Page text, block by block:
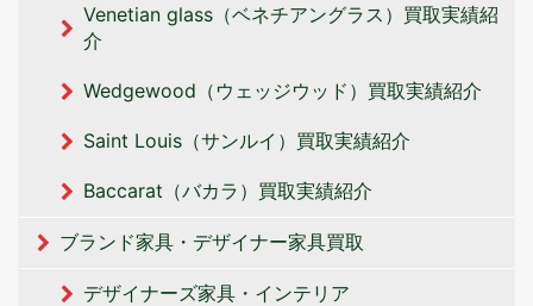
Venetian glass（ベネチアングラス）買取実績紹
介
Wedgewood（ウェッジウッド）買取実績紹介
Saint Louis（サンルイ）買取実績紹介
Baccarat（バカラ）買取実績紹介
ブランド家具・デザイナー家具買取
デザイナーズ家具・インテリア